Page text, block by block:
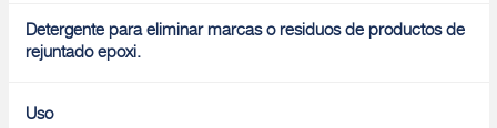
Detergente para eliminar marcas o residuos de productos de
rejuntado epoxi.
Uso